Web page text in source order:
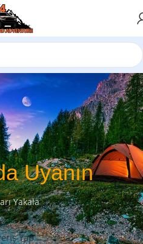
Uyanın
Yakala
Yap